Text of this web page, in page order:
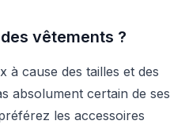
vêtements ?
à cause des tailles et des
absolument certain de ses
les accessoires